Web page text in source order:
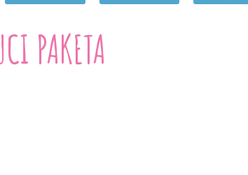
PAKETA